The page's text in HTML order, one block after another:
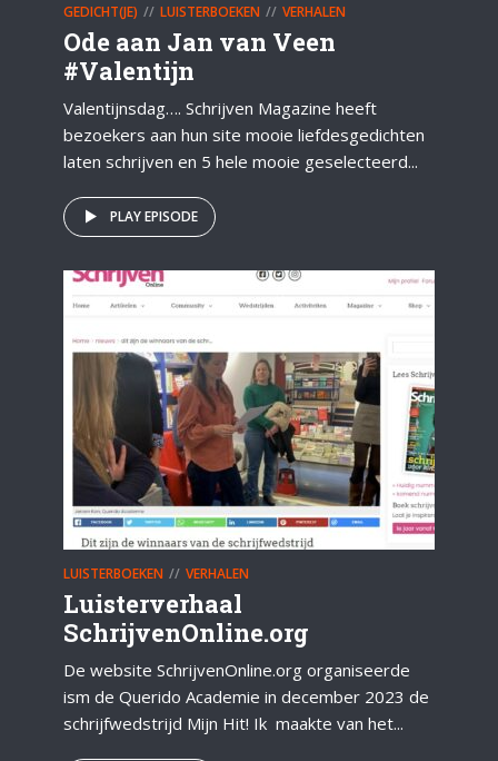
GEDICHT(JE) LUISTERBOEKEN VERHALEN
Ode aan Jan van Veen
#Valentijn
Valentijnsdag…. Schrijven Magazine heeft
bezoekers aan hun site mooie liefdesgedichten
laten schrijven en 5 hele mooie geselecteerd...
PLAY EPISODE
LUISTERBOEKEN VERHALEN
Luisterverhaal
SchrijvenOnline.org
De website SchrijvenOnline.org organiseerde
ism de Querido Academie in december 2023 de
schrijfwedstrijd Mijn Hit! Ik maakte van het...